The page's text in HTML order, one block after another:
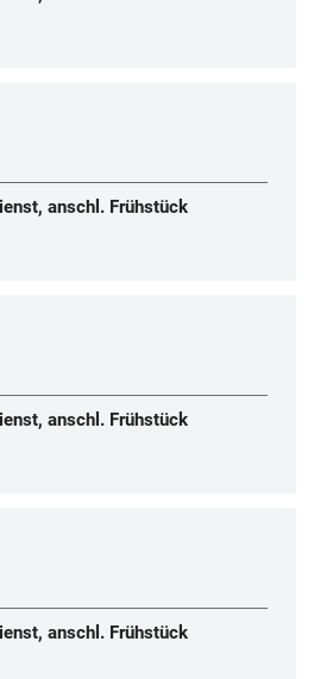
anschl. Frühstück
anschl. Frühstück
anschl. Frühstück